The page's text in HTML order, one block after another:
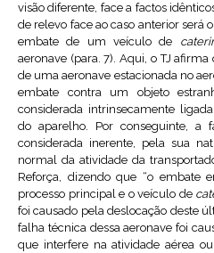
visão diferente, face a factos
de relevo face ao caso anterior será
embate de um veículo de
aeronave (para. 7). Aqui, o TJ
de uma aeronave estacionada no
embate contra um objeto
considerada intrinsecamente
do aparelho. Por conseguinte, a
considerada inerente, pela sua
normal da atividade da
Reforça, dizendo que “o embate
processo principal e o veículo de
foi causado pela deslocação deste
falha técnica dessa aeronave foi
que interfere na atividade aérea